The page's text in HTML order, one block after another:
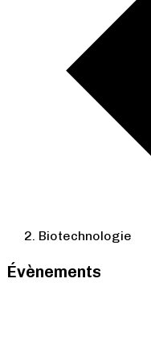
Biotechnologie
Évènements